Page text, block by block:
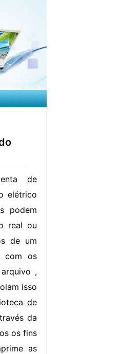
de
elétrico
podem
real ou
de um
com os
,
isso
de
da
os fins
as